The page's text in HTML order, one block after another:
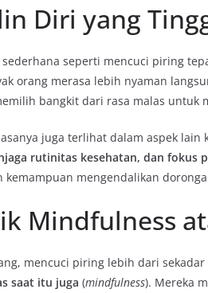
Diri yang
seperti mencuci piring
orang merasa lebih nyaman
bangkit dari rasa malas untuk
juga terlihat dalam aspek lain
rutinitas kesehatan, dan fokus
kemampuan mengendalikan
Mindfulness
mencuci piring lebih dari
saat itu juga (mindfulness). Mereka